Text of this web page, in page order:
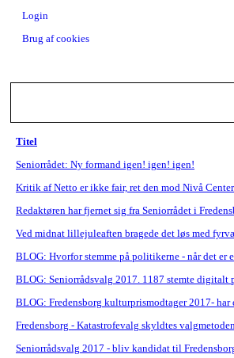
Login
Brug af cookies
Titel
Seniorrådet: Ny formand igen! igen! igen!
Kritik af Netto er ikke fair, ret den mod Nivå Center
Redaktøren har fjernet sig fra Seniorrådet i
Ved midnat lillejuleaften bragede det løs med
BLOG: Hvorfor stemme på politikerne - når det er
BLOG: Seniorrådsvalg 2017. 1187 stemte digitalt
BLOG: Fredensborg kulturprismodtager 2017-
Fredensborg - Katastrofevalg skyldtes
Seniorrådsvalg 2017 - bliv kandidat til